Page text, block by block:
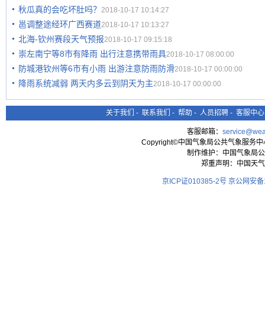
秋瓜真的会吃坏肚吗？ 2018-10-17 10:14:27
邕调整途经环广西赛道2018-10-17 10:13:27
北海-钦州赛段天气预报2018-10-17 09:15:18
崇左南宁等8市有降雨 出行注意携带雨具2018-10-17 08:00:00
防城港钦州等6市有小雨 出游注意防雨防滑2018-10-17 00:00:00
降雨系统减弱 两天内多云到阴天为主2018-10-17 00:00:00
关于我们 - 联系我们 - 帮助 - 人员招聘 - 客服中心
客服邮箱：
Copyright©中国气象局公共气象服务
制作维护：中国气象局
郑重声明：中国天
京ICP证010385-2号 京公网安